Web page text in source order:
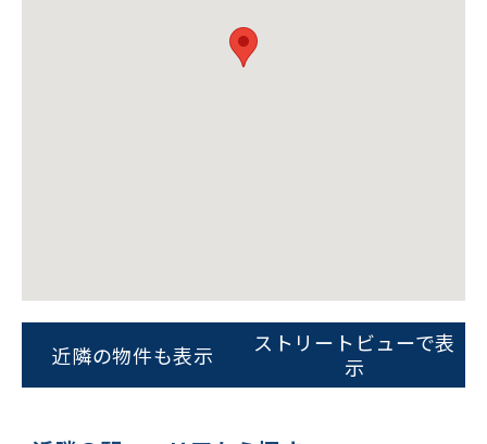
をお伝えいただくと
スムーズにご案内できます
0120-620-213
近隣の物件も表示
ストリートビューで表
示